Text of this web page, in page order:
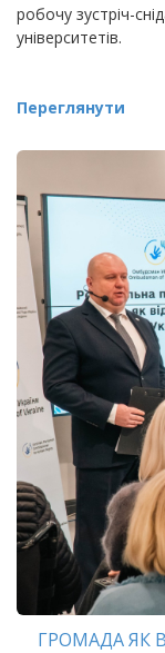
робочу зустріч-
університетів.
Переглянути
ГРОМАДА ЯК